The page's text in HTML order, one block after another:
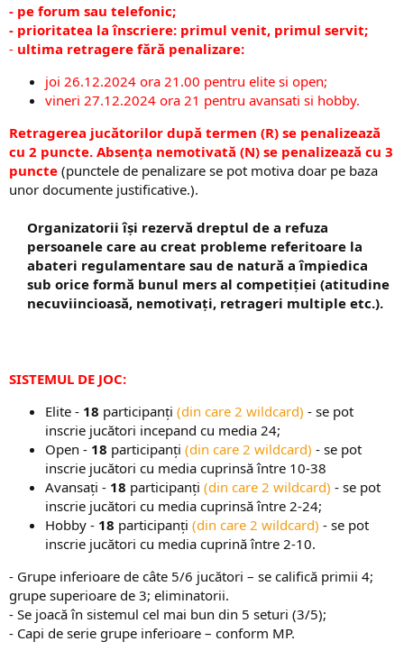
- pe forum sau telefonic;
- prioritatea la înscriere: primul venit, primul servit;
- ultima retragere fără penalizare:
joi 26.12.2024 ora 21.00 pentru elite si open;
vineri 27.12.2024 ora 21 pentru avansati si hobby.
Retragerea jucătorilor după termen (R) se penalizează
cu 2 puncte. Absența nemotivată (N) se penalizează cu 3
puncte (punctele de penalizare se pot motiva doar pe baza
unor documente justificative.).
Organizatorii își rezervă dreptul de a refuza
persoanele care au creat probleme referitoare la
abateri regulamentare sau de natură a împiedica
sub orice formă bunul mers al competiției (atitudine
necuviincioasă, nemotivați, retrageri multiple etc.).
SISTEMUL DE JOC:
Elite - 18 participanți (din care 2 wildcard) - se pot
inscrie jucători incepand cu media 24;
Open - 18 participanți (din care 2 wildcard) - se pot
inscrie jucători cu media cuprinsă între 10-38
Avansați ​- 18 participanți (din care 2 wildcard) - se pot
inscrie jucători cu media cuprinsă între 2-24;
Hobby - 18 participanți (din care 2 wildcard) - se pot
inscrie jucători cu media cuprină între 2-10.​
- Grupe inferioare de câte 5/6 jucători – se califică primii 4;
grupe superioare de 3; eliminatorii.
- Se joacă în sistemul cel mai bun din 5 seturi (3/5);
- Capi de serie grupe inferioare – conform MP.